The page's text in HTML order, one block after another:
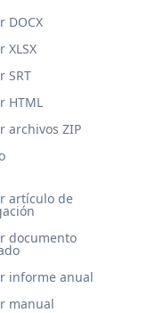
artículo de
documento
informe anual
manual
DOCX
XLSX
SRT
HTML
archivos ZIP